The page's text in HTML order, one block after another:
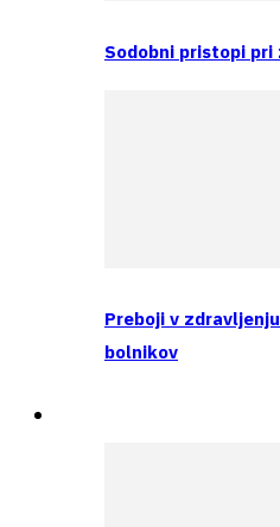
Sodobni pristopi
Preboji v
bolnikov